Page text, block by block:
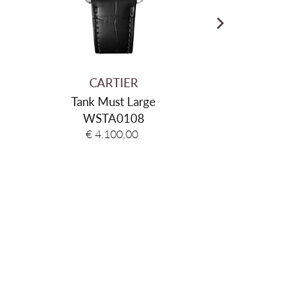
CARTIER
Tank Must Large
WSTA0108
€ 4.100,00